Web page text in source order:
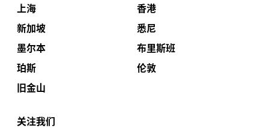
上海
香港
新加坡
悉尼
墨尔本
布里斯班
珀斯
伦敦
旧金山
关注我们